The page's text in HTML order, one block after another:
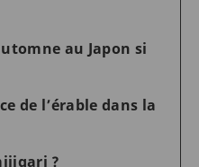
au Japon si
de l’érable dans la
?